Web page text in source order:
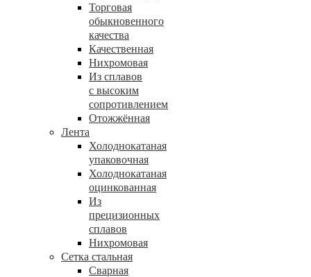
Торговая
обыкновенного
качества
Качественная
Нихромовая
Из сплавов
с высоким
сопротивлением
Отожжённая
Лента
Холоднокатаная
упаковочная
Холоднокатаная
оцинкованная
Из
прецизионных
сплавов
Нихромовая
Сетка стальная
Сварная